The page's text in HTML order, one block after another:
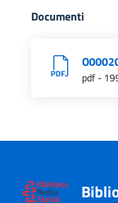
Documenti
pdf -